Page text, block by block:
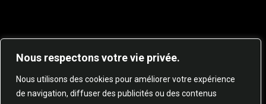
Nous respectons votre vie privée.
Nous utilisons des cookies pour améliorer votre expérience
de navigation, diffuser des publicités ou des contenus